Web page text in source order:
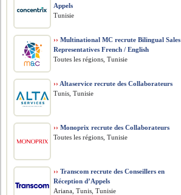
Appels
Tunisie
›› Multinational MC recrute Bilingual Sales
Representatives French / English
Toutes les régions, Tunisie
›› Altaservice recrute des Collaborateurs
Tunis, Tunisie
›› Monoprix recrute des Collaborateurs
Toutes les régions, Tunisie
›› Transcom recrute des Conseillers en
Réception d’Appels
Ariana, Tunis, Tunisie